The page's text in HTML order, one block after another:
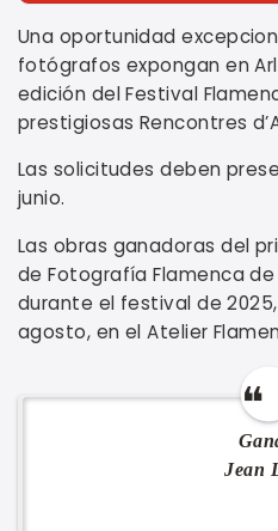
Una oportunidad
fotógrafos expongan en
edición del Festival
prestigiosas Rencontres
Las solicitudes deben
junio.
Las obras ganadoras del
de Fotografía Flamenca de
durante el festival de
agosto, en el Atelier
Jean